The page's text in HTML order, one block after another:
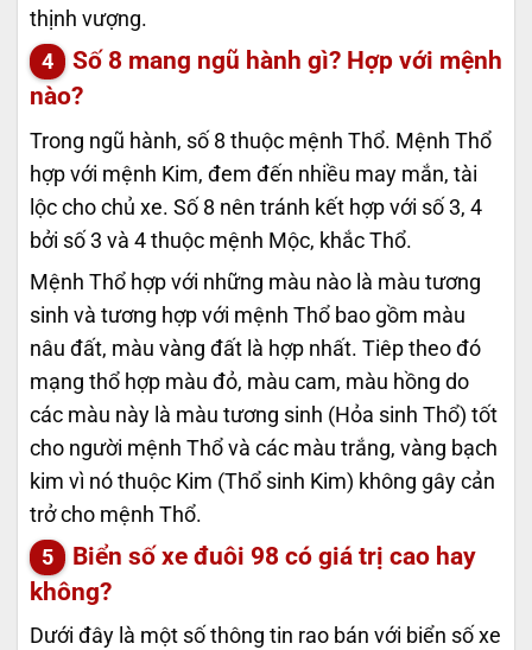
thịnh vượng.
Số 8 mang ngũ hành gì? Hợp với mệnh
nào?
Trong ngũ hành, số 8 thuộc mệnh Thổ. Mệnh Thổ
hợp với mệnh Kim, đem đến nhiều may mắn, tài
lộc cho chủ xe. Số 8 nên tránh kết hợp với số 3, 4
bởi số 3 và 4 thuộc mệnh Mộc, khắc Thổ.
Mệnh Thổ hợp với những màu nào là màu tương
sinh và tương hợp với mệnh Thổ bao gồm màu
nâu đất, màu vàng đất là hợp nhất. Tiêp theo đó
mạng thổ hợp màu đỏ, màu cam, màu hồng do
các màu này là màu tương sinh (Hỏa sinh Thổ) tốt
cho người mệnh Thổ và các màu trắng, vàng bạch
kim vì nó thuộc Kim (Thổ sinh Kim) không gây cản
trở cho mệnh Thổ.
Biển số xe đuôi 98 có giá trị cao hay
không?
Dưới đây là một số thông tin rao bán với biển số xe